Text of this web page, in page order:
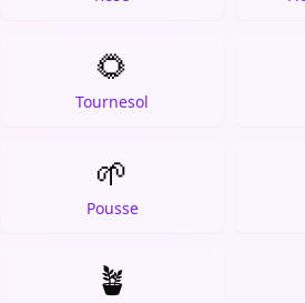
🌻
Tournesol
🌱
Pousse
🪴